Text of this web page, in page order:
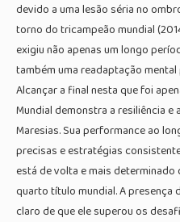
devido a uma lesão séria no
torno do tricampeão mundial
exigiu não apenas um longo
também uma readaptação
Alcançar a final nesta que foi
Mundial demonstra a resiliência
Maresias. Sua performance ao
precisas e estratégias
está de volta e mais determinado
quarto título mundial. A presença
claro de que ele superou os